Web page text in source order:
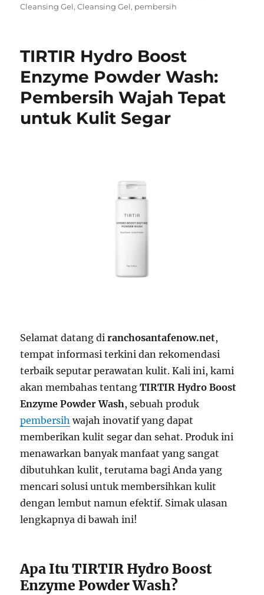
on
Cleansing Gel,Cleansing Gel, pembersih
TIRTIR Hydro Boost
Enzyme Powder Wash:
Pembersih Wajah Tepat
untuk Kulit Segar
Selamat datang diranchosantafenow.net,
tempat informasi terkini dan rekomendasi
terbaik seputar perawatan kulit. Kali ini, kami
akan membahas tentangTIRTIR Hydro Boost
Enzyme Powder Wash, sebuah produk
pembersih wajah inovatif yang dapat
memberikan kulit segar dan sehat. Produk ini
menawarkan banyak manfaat yang sangat
dibutuhkan kulit, terutama bagi Anda yang
mencari solusi untuk membersihkan kulit
dengan lembut namun efektif. Simak ulasan
lengkapnya di bawah ini!
Apa Itu TIRTIR Hydro Boost
Enzyme Powder Wash?